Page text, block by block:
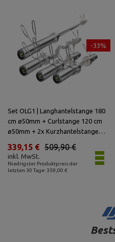
-33%
Set OLG1 | Langhantelstange 180
cm ø50mm + Curlstange 120 cm
ø50mm + 2x Kurzhantelstange
Niedrigster Produktpreis der
letzten 30 Tage: 359,00 €
509,90 €
339,15 €
inkl. MwSt.